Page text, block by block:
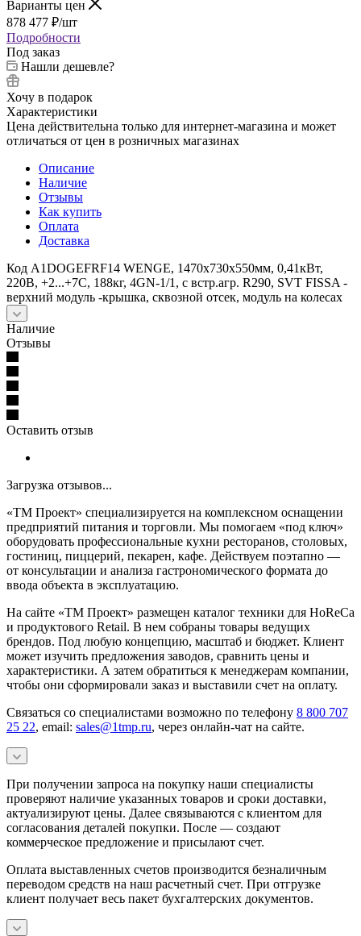
Варианты цен
878 477 ₽/шт
Подробности
Под заказ
Нашли дешевле?
Хочу в подарок
Характеристики
Цена действительна только для интернет-магазина и может
отличаться от цен в розничных магазинах
Описание
Наличие
Отзывы
Как купить
Оплата
Доставка
Код A1DOGEFRF14 WENGE, 1470х730х550мм, 0,41кВт,
220В, +2...+7С, 188кг, 4GN-1/1, с встр.агр. R290, SVT FISSA -
верхний модуль -крышка, сквозной отсек, модуль на колесах
Наличие
Отзывы
Оставить отзыв
Загрузка отзывов...
«ТМ Проект» специализируется на комплексном оснащении
предприятий питания и торговли. Мы помогаем «под ключ»
оборудовать профессиональные кухни ресторанов, столовых,
гостиниц, пиццерий, пекарен, кафе. Действуем поэтапно —
от консультации и анализа гастрономического формата до
ввода объекта в эксплуатацию.
На сайте «ТМ Проект» размещен каталог техники для HoReCa
и продуктового Retail. В нем собраны товары ведущих
брендов. Под любую концепцию, масштаб и бюджет. Клиент
может изучить предложения заводов, сравнить цены и
характеристики. А затем обратиться к менеджерам компании,
чтобы они сформировали заказ и выставили счет на оплату.
Связаться со специалистами возможно по телефону 8 800 707
25 22, email: sales@1tmp.ru, через онлайн-чат на сайте.
При получении запроса на покупку наши специалисты
проверяют наличие указанных товаров и сроки доставки,
актуализируют цены. Далее связываются с клиентом для
согласования деталей покупки. После — создают
коммерческое предложение и присылают счет.
Оплата выставленных счетов производится безналичным
переводом средств на наш расчетный счет. При отгрузке
клиент получает весь пакет бухгалтерских документов.